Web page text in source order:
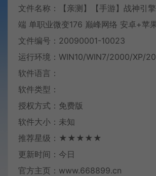
文件名称：【亲测】【手游】战神引
端 单职业微变176 巅峰网络 安卓+苹
文件编号：20090001-10023
运行环境：WIN10/WIN7/2000/XP/
软件语言：
软件类型：
授权方式：免费版
软件大小：未知
推荐星级：★★★★★
更新时间：今日
官方主页：www.668899.cn